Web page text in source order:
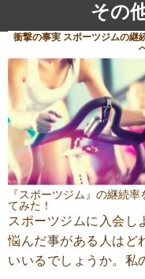
その
衝撃の事実 スポーツジムの継
『スポーツジム』の継続率
てみた！
スポーツジムに入会し
悩んだ事がある人はど
いいるでしょうか。私